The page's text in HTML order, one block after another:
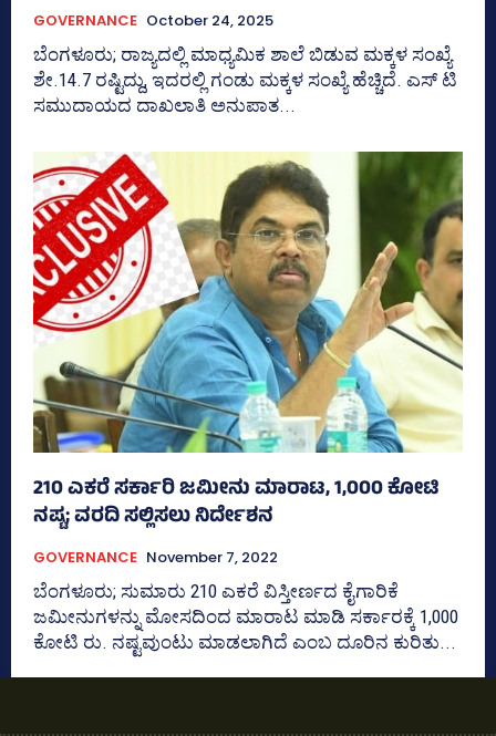
GOVERNANCE October 24, 2025
ಬೆಂಗಳೂರು; ರಾಜ್ಯದಲ್ಲಿ ಮಾಧ್ಯಮಿಕ ಶಾಲೆ ಬಿಡುವ ಮಕ್ಕಳ ಸಂಖ್ಯೆ
ಶೇ.14.7 ರಷ್ಟಿದ್ದು, ಇದರಲ್ಲಿ ಗಂಡು ಮಕ್ಕಳ ಸಂಖ್ಯೆ ಹೆಚ್ಚಿದೆ. ಎಸ್‌ ಟಿ
ಸಮುದಾಯದ ದಾಖಲಾತಿ ಅನುಪಾತ...
210 ಎಕರೆ ಸರ್ಕಾರಿ ಜಮೀನು ಮಾರಾಟ, 1,000 ಕೋಟಿ
ನಷ್ಟ; ವರದಿ ಸಲ್ಲಿಸಲು ನಿರ್ದೇಶನ
GOVERNANCE November 7, 2022
ಬೆಂಗಳೂರು; ಸುಮಾರು 210 ಎಕರೆ ವಿಸ್ತೀರ್ಣದ ಕೈಗಾರಿಕೆ
ಜಮೀನುಗಳನ್ನು ಮೋಸದಿಂದ ಮಾರಾಟ ಮಾಡಿ ಸರ್ಕಾರಕ್ಕೆ 1,000
ಕೋಟಿ ರು. ನಷ್ಟವುಂಟು ಮಾಡಲಾಗಿದೆ ಎಂಬ ದೂರಿನ ಕುರಿತು...